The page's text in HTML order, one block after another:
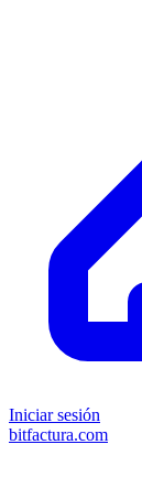
Iniciar sesión
bitfactura.com